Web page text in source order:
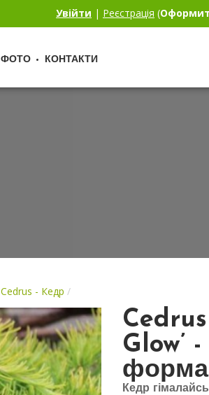
Увійти | Реєстрація (
ФОТО КОНТАКТИ
Cedrus - Кедр /
Glow’
форма
Кедр